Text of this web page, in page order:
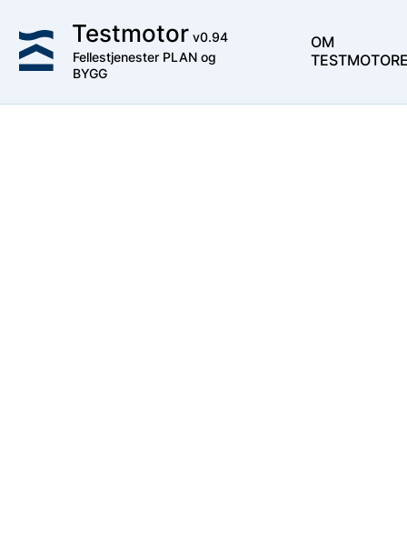
Testmotor v0.94
Fellestjenester PLAN og
BYGG
OM